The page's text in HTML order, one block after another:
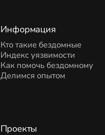
Проекты
Информация
Кто такие бездомные
Индекс уязвимости
Как помочь бездомному
Делимся опытом